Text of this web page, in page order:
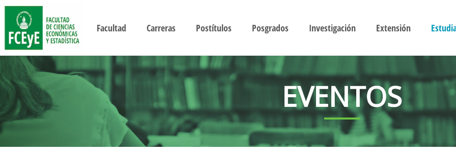
Facultad Carreras Postítulos Posgrados Investigación Extensión
EVENTOS